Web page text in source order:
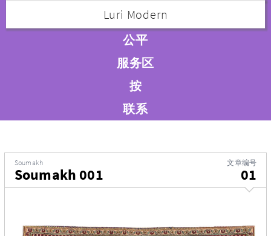
Luri Modern
公平
服务区
按
联系
Soumakh 文章编号
Soumakh 001 01